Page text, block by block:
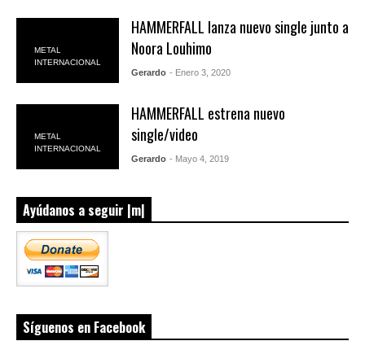
METAL
INTERNACIONAL
HAMMERFALL lanza nuevo single junto a
Noora Louhimo
Gerardo - Enero 3, 2020
METAL
INTERNACIONAL
HAMMERFALL estrena nuevo
single/video
Gerardo - Mayo 4, 2019
Ayúdanos a seguir |m|
Síguenos en Facebook